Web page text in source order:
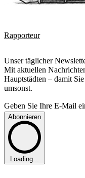
Rapporteur
Unser täglicher
Mit aktuellen
Hauptstädten – damit
umsonst.
Geben Sie Ihre E-Mail
Abonnieren
Loading...